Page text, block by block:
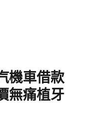
機車借款
無痛植牙